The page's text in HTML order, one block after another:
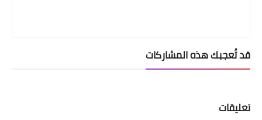
قد تُعجبك هذه المشاركات
تعليقات